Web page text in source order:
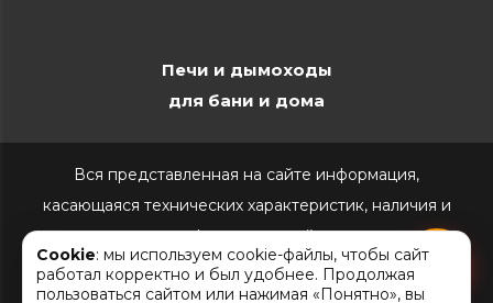
Печи и дымоходы
для бани и дома
Вся представленная на сайте информация,
касающаяся технических характеристик, наличия и
стоимости, носит информационный характер и ни при
каких условиях не является публичной офертой,
определяемой положениями Статьи 437(2)
Cookie: мы используем cookie-файлы, чтобы сайт
работал корректно и был удобнее. Продолжая
пользоваться сайтом или нажимая «Понятно», вы